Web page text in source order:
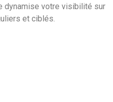
dynamise votre visibilité sur
et ciblés.